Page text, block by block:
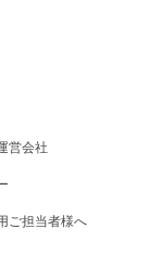
営会社
ご担当者様へ